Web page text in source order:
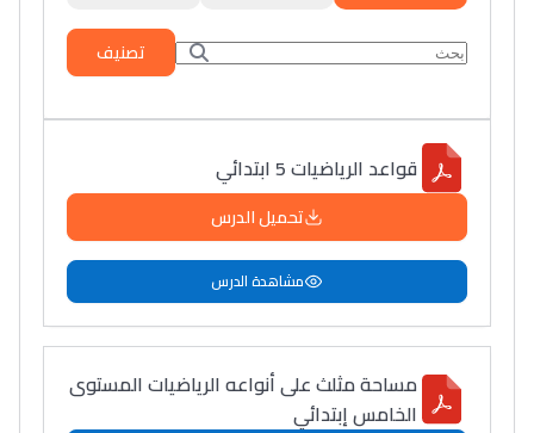
تصنيف
قواعد الرياضيات 5 ابتدائي
تحميل الدرس
مشاهدة الدرس
مساحة مثلث على أنواعه الرياضيات المستوى
الخامس إبتدائي